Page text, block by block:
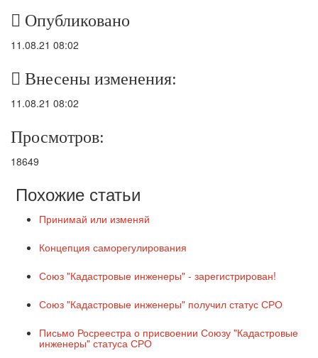
Опубликовано
11.08.21 08:02
Внесены изменения:
11.08.21 08:02
Просмотров:
18649
Похожие статьи
Принимай или изменяй
Концепция саморегулирования
Союз "Кадастровые инженеры" - зарегистрирован!
Союз "Кадастровые инженеры" получил статус СРО
Письмо Росреестра о присвоении Союзу "Кадастровые
инженеры" статуса СРО